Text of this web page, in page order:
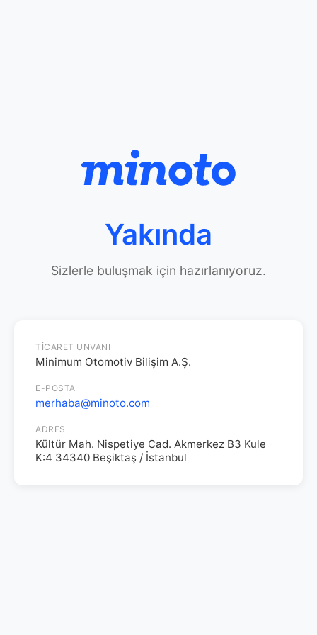
Yakında
Sizlerle buluşmak için hazırlanıyoruz.
TICARET UNVANI
Minimum Otomotiv Bilişim A.Ş.
E-POSTA
merhaba@minoto.com
ADRES
Kültür Mah. Nispetiye Cad. Akmerkez B3 Kule
K:4 34340 Beşiktaş / İstanbul